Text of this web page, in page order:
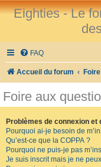
Eighties - Le
FAQ
Accueil du forum
Foire aux
Problèmes de connexion et
Pourquoi ai-je besoin de
Qu’est-ce que la COPPA ?
Pourquoi ne puis-je pas
Je suis inscrit mais je ne